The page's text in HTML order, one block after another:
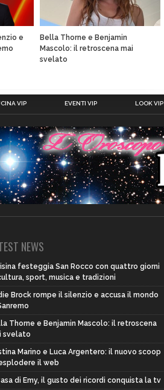
e
Bella Thorne e Benjamin
Mascolo: il retroscena mai
svelato
VIP EVENTI VIP LOOK VIP
NEWS
festeggia San Rocco con quattro giorni
sport, musica e tradizioni
Brock rompe il silenzio e accusa il mondo
Thorne e Benjamin Mascolo: il retroscena
svelato
Marino e Luca Argentero: il nuovo scoop
il web
di Emy, il gusto dei ricordi conquista la tv